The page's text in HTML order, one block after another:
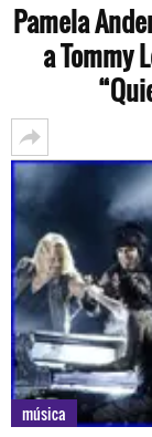
Pamela
a Tommy
música